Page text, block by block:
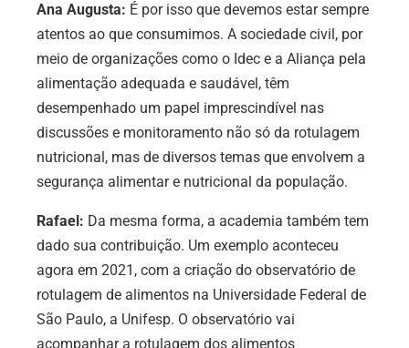
Ana Augusta: É por isso que devemos estar sempre
atentos ao que consumimos. A sociedade civil, por
meio de organizações como o Idec e a Aliança pela
alimentação adequada e saudável, têm
desempenhado um papel imprescindível nas
discussões e monitoramento não só da rotulagem
nutricional, mas de diversos temas que envolvem a
segurança alimentar e nutricional da população.
Rafael: Da mesma forma, a academia também tem
dado sua contribuição. Um exemplo aconteceu
agora em 2021, com a criação do observatório de
rotulagem de alimentos na Universidade Federal de
São Paulo, a Unifesp. O observatório vai
acompanhar a rotulagem dos alimentos